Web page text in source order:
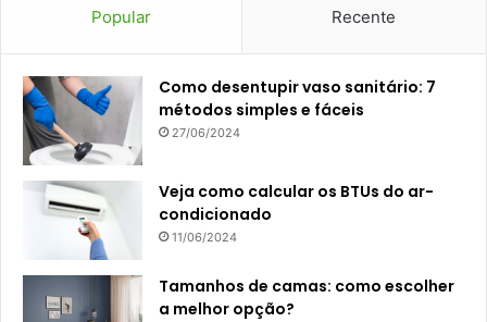
Popular Recente
Como desentupir vaso sanitário: 7
métodos simples e fáceis
27/06/2024
Veja como calcular os BTUs do ar-
condicionado
11/06/2024
Tamanhos de camas: como escolher
a melhor opção?